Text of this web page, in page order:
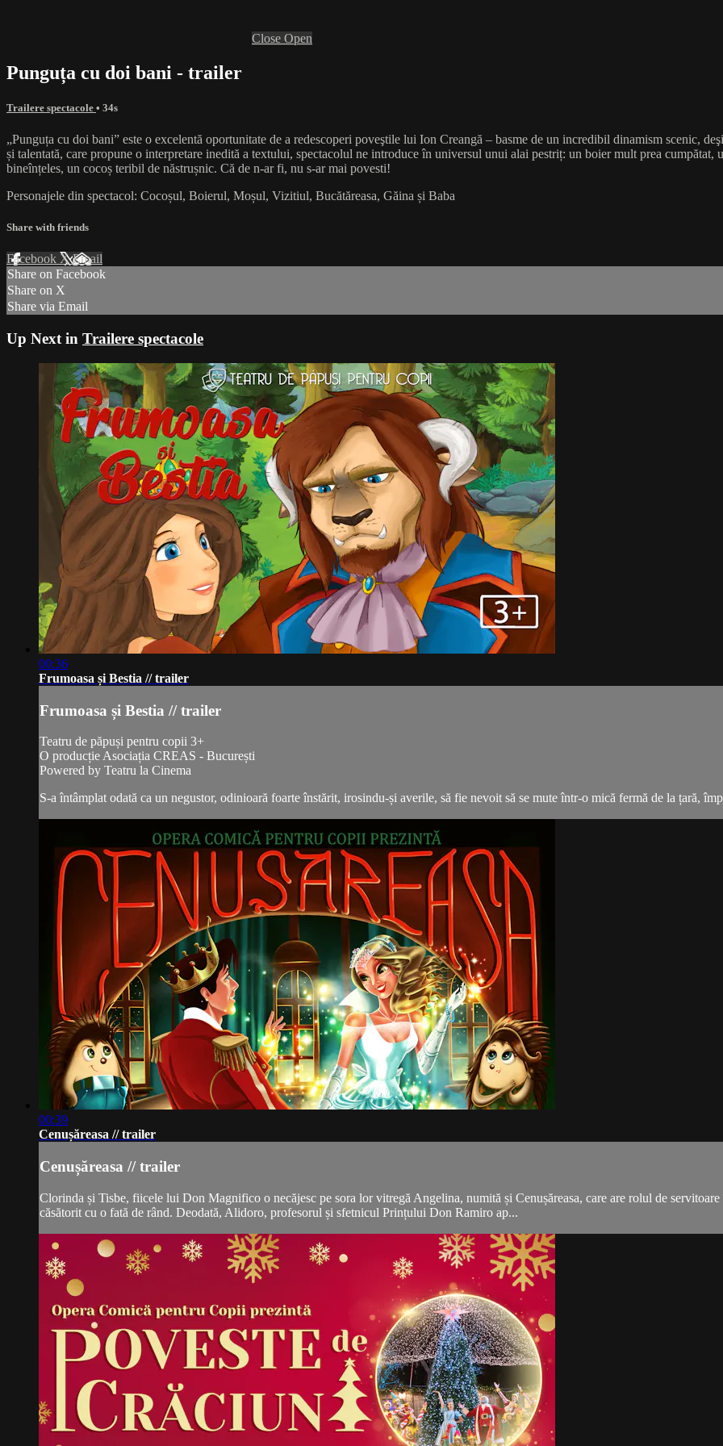
Close Open
Punguța cu doi bani - trailer
Trailere spectacole • 34s
„Punguța cu doi bani” este o excelentă oportunitate de a redescoperi poveştile lui Ion Creangă – basme de un incredibil dinamism scenic,
și talentată, care propune o interpretare inedită a textului, spectacolul ne introduce în universul unui alai pestriț: un boier mult prea
bineînțeles, un cocoș teribil de năstrușnic. Că de n-ar fi, nu s-ar mai povesti!
Personajele din spectacol: Cocoșul, Boierul, Moșul, Vizitiul, Bucătăreasa, Găina și Baba
Share with friends
Facebook XEmail
Share on Facebook
Share on X
Share via Email
Up Next in Trailere spectacole
00:36
Frumoasa și Bestia // trailer
Frumoasa și Bestia // trailer
Teatru de păpuși pentru copii 3+
O producție Asociația CREAS - București
Powered by Teatru la Cinema
S-a întâmplat odată ca un negustor, odinioară foarte înstărit, irosindu-și averile, să fie nevoit să se mute într-o mică fermă de la țară,
00:39
Cenușăreasa // trailer
Cenușăreasa // trailer
Clorinda și Tisbe, fiicele lui Don Magnifico o necăjesc pe sora lor vitregă Angelina, numită și Cenușăreasa, care are rolul de servitoare
căsătorit cu o fată de rând. Deodată, Alidoro, profesorul și sfetnicul Prințului Don Ramiro ap...